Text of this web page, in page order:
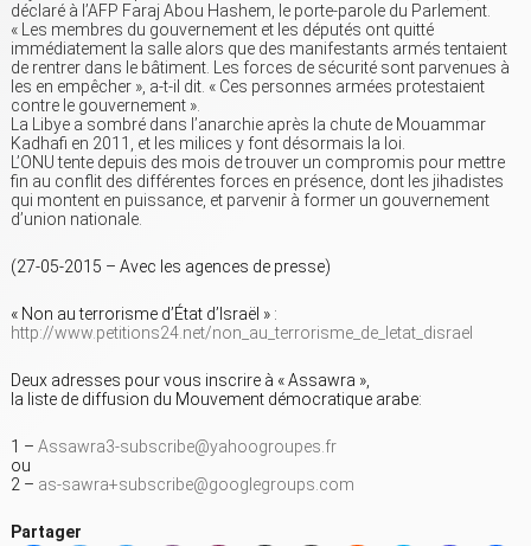
déclaré à l’AFP Faraj Abou Hashem, le porte-parole du Parlement.
« Les membres du gouvernement et les députés ont quitté
immédiatement la salle alors que des manifestants armés tentaient
de rentrer dans le bâtiment. Les forces de sécurité sont parvenues à
les en empêcher », a-t-il dit. « Ces personnes armées protestaient
contre le gouvernement ».
La Libye a sombré dans l’anarchie après la chute de Mouammar
Kadhafi en 2011, et les milices y font désormais la loi.
L’ONU tente depuis des mois de trouver un compromis pour mettre
fin au conflit des différentes forces en présence, dont les jihadistes
qui montent en puissance, et parvenir à former un gouvernement
d’union nationale.
(27-05-2015 – Avec les agences de presse)
« Non au terrorisme d’État d’Israël » :
http://www.petitions24.net/non_au_terrorisme_de_letat_disrael
Deux adresses pour vous inscrire à « Assawra »,
la liste de diffusion du Mouvement démocratique arabe:
1 – Assawra3-subscribe@yahoogroupes.fr
ou
2 – as-sawra+subscribe@googlegroups.com
Partager